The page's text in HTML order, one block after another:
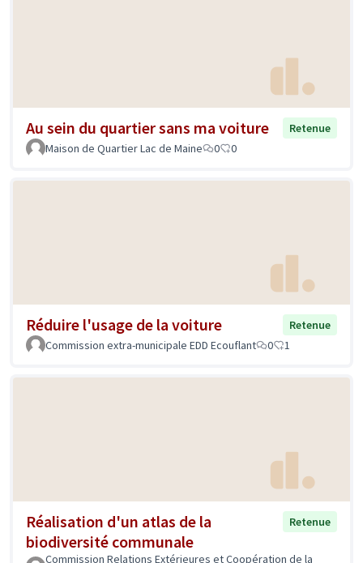
Au sein du quartier sans ma voiture
Retenue
Maison de Quartier Lac de Maine
0 0
Réduire l'usage de la voiture
Retenue
Commission extra-municipale EDD Ecouflant
0 1
Réalisation d'un atlas de la
biodiversité communale
Retenue
Commission Relations Extérieures et Coopération de la